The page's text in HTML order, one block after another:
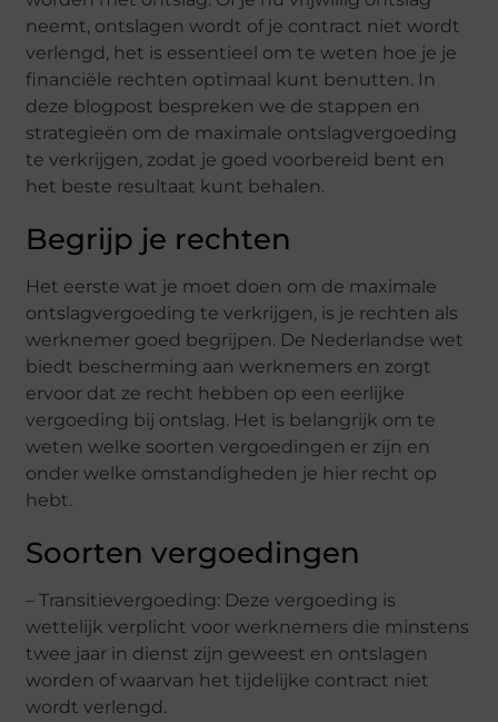
neemt, ontslagen wordt of je contract niet wordt
verlengd, het is essentieel om te weten hoe je je
financiële rechten optimaal kunt benutten. In
deze blogpost bespreken we de stappen en
strategieën om de maximale ontslagvergoeding
te verkrijgen, zodat je goed voorbereid bent en
het beste resultaat kunt behalen.
Begrijp je rechten
Het eerste wat je moet doen om de maximale
ontslagvergoeding te verkrijgen, is je rechten als
werknemer goed begrijpen. De Nederlandse wet
biedt bescherming aan werknemers en zorgt
ervoor dat ze recht hebben op een eerlijke
vergoeding bij ontslag. Het is belangrijk om te
weten welke soorten vergoedingen er zijn en
onder welke omstandigheden je hier recht op
hebt.
Soorten vergoedingen
– Transitievergoeding: Deze vergoeding is
wettelijk verplicht voor werknemers die minstens
twee jaar in dienst zijn geweest en ontslagen
worden of waarvan het tijdelijke contract niet
wordt verlengd.